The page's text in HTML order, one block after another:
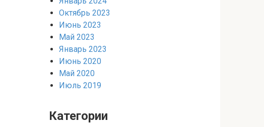
Октябрь 2023
Июнь 2023
Май 2023
Январь 2023
Июнь 2020
Май 2020
Июль 2019
Категории